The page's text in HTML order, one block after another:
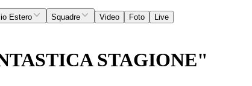
Estero Squadre Video Foto
Live
STAGIONE"